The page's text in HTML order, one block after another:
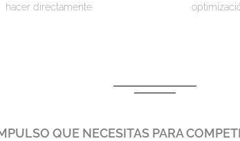
hacer directamente
QUE NECESITAS PARA